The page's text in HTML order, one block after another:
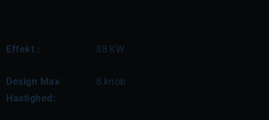
Effekt : 88 KW
Design Max
Hastighed:
8 knob